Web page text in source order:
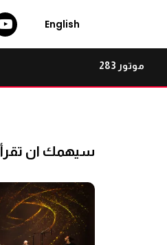
English
موتور 283
سيهمك ان تقرأ